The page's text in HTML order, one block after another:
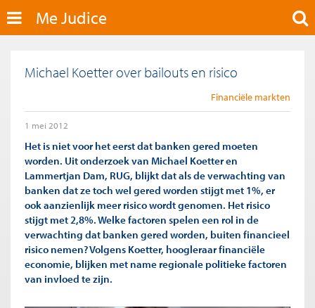
Me Judice
Michael Koetter over bailouts en risico
Financiële markten
1 mei 2012
Het is niet voor het eerst dat banken gered moeten
worden. Uit onderzoek van Michael Koetter en
Lammertjan Dam, RUG, blijkt dat als de verwachting van
banken dat ze toch wel gered worden stijgt met 1%, er
ook aanzienlijk meer risico wordt genomen. Het risico
stijgt met 2,8%. Welke factoren spelen een rol in de
verwachting dat banken gered worden, buiten financieel
risico nemen? Volgens Koetter, hoogleraar financiële
economie, blijken met name regionale politieke factoren
van invloed te zijn.